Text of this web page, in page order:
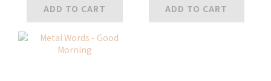
ADD TO CART ADD TO CART